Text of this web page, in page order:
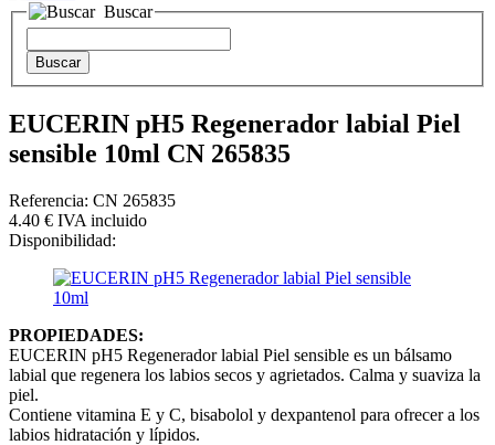
Buscar
EUCERIN pH5 Regenerador labial Piel
sensible 10ml CN 265835
Referencia: CN 265835
4.40 € IVA incluido
Disponibilidad:
PROPIEDADES:
EUCERIN pH5 Regenerador labial Piel sensible es un bálsamo
labial que regenera los labios secos y agrietados. Calma y suaviza la
piel.
Contiene vitamina E y C, bisabolol y dexpantenol para ofrecer a los
labios hidratación y lípidos.